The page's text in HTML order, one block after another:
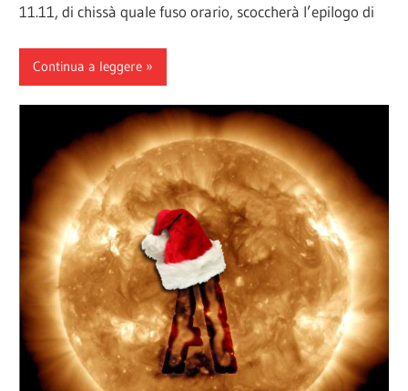
11.11, di chissà quale fuso orario, scoccherà l’epilogo di
Continua a leggere